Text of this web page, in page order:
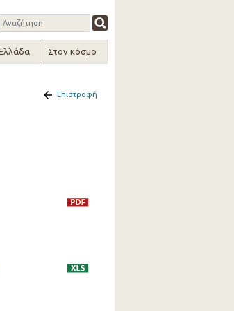
Στον κόσμο
Επιστροφή